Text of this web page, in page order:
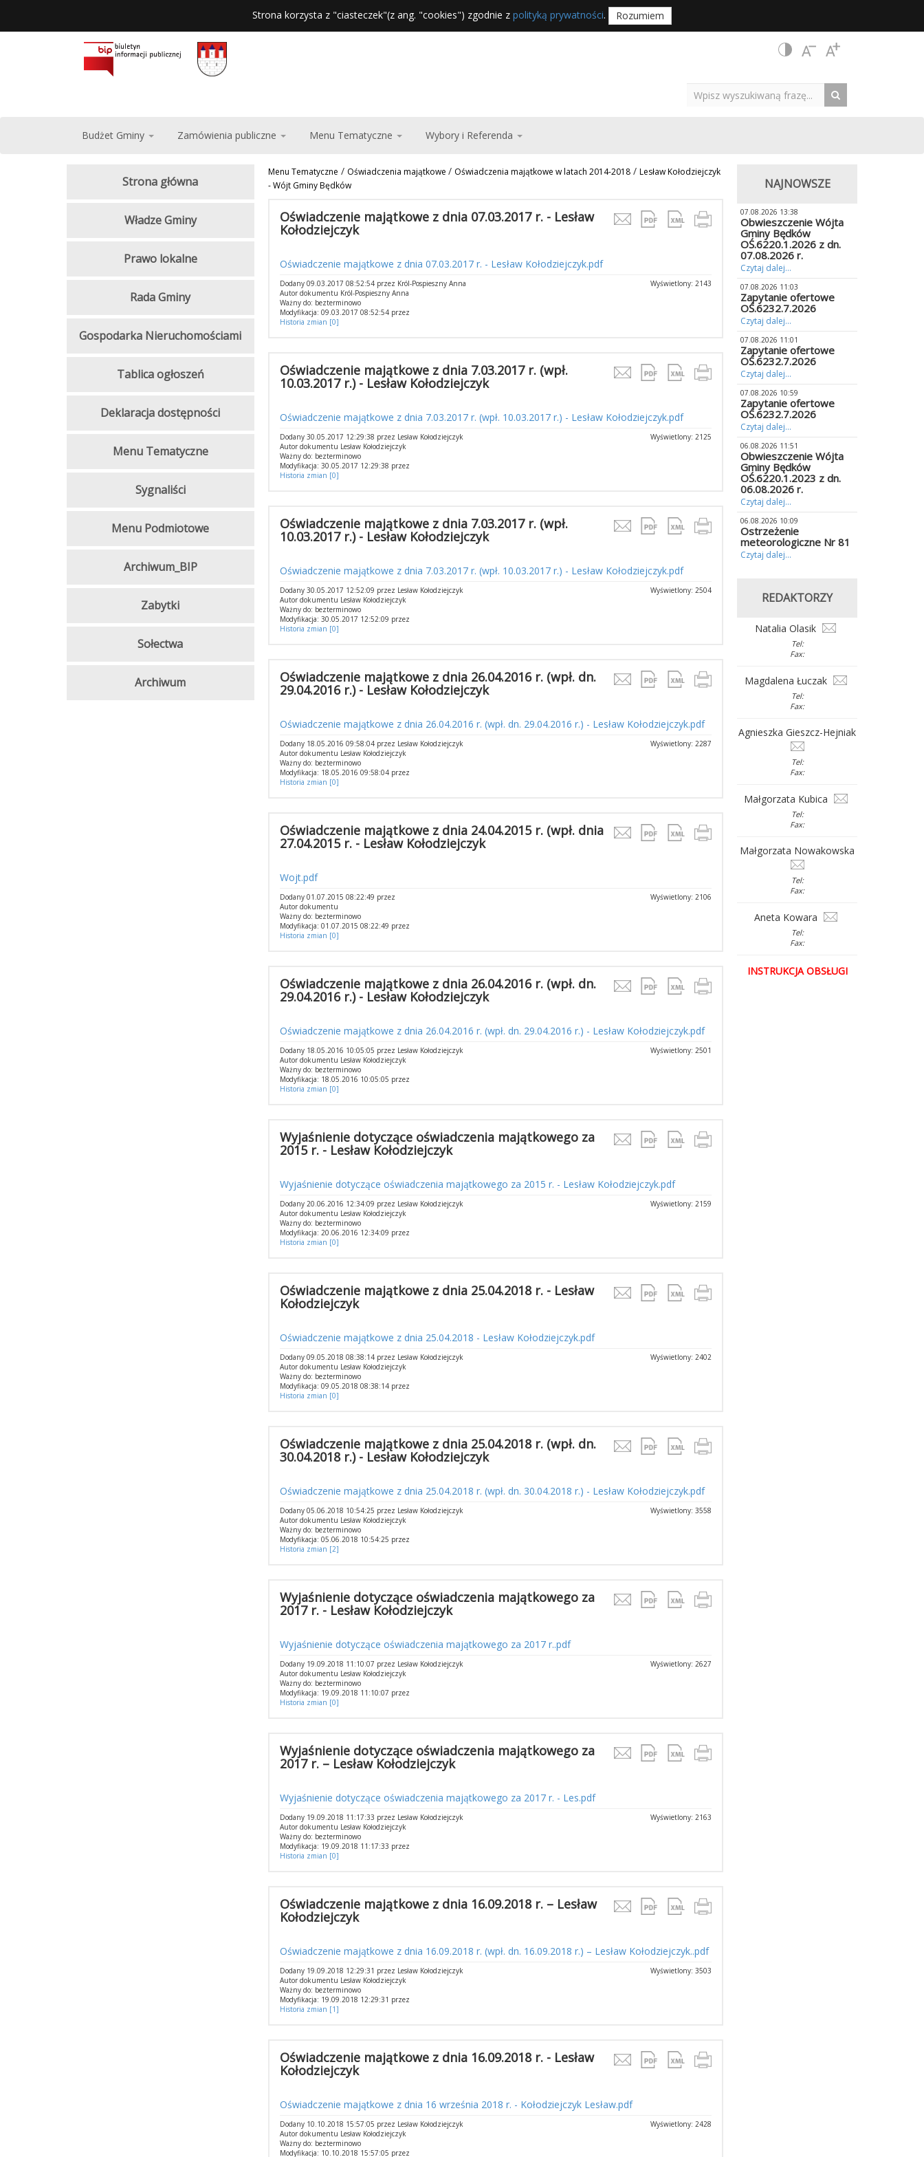
Strona korzysta z "ciasteczek"(z ang. "cookies") zgodnie z polityką prywatności. Rozumiem
Budżet Gminy Zamówienia publiczne Menu Tematyczne Wybory i Referenda
Menu Tematyczne / Oświadczenia majątkowe / Oświadczenia majątkowe w latach 2014-2018/ Lesław Kołodziejczyk
- Wójt Gminy Będków
Oświadczenie majątkowe z dnia 07.03.2017 r. - Lesław
Kołodziejczyk
Oświadczenie majątkowe z dnia 07.03.2017 r. - Lesław Kołodziejczyk.pdf
Wyświetlony: 2143
Dodany 09.03.2017 08:52:54 przez Król-Pospieszny Anna
Autor dokumentu Król-Pospieszny Anna
Ważny do: bezterminowo
Modyfikacja: 09.03.2017 08:52:54 przez
Historia zmian [0]
Oświadczenie majątkowe z dnia 7.03.2017 r. (wpł.
10.03.2017 r.) - Lesław Kołodziejczyk
Oświadczenie majątkowe z dnia 7.03.2017 r. (wpł. 10.03.2017 r.) - Lesław Kołodziejczyk.pdf
Wyświetlony: 2125
Dodany 30.05.2017 12:29:38 przez Lesław Kołodziejczyk
Autor dokumentu Lesław Kołodziejczyk
Ważny do: bezterminowo
Modyfikacja: 30.05.2017 12:29:38 przez
Historia zmian [0]
Oświadczenie majątkowe z dnia 7.03.2017 r. (wpł.
10.03.2017 r.) - Lesław Kołodziejczyk
Oświadczenie majątkowe z dnia 7.03.2017 r. (wpł. 10.03.2017 r.) - Lesław Kołodziejczyk.pdf
Wyświetlony: 2504
Dodany 30.05.2017 12:52:09 przez Lesław Kołodziejczyk
Autor dokumentu Lesław Kołodziejczyk
Ważny do: bezterminowo
Modyfikacja: 30.05.2017 12:52:09 przez
Historia zmian [0]
Oświadczenie majątkowe z dnia 26.04.2016 r. (wpł. dn.
29.04.2016 r.) - Lesław Kołodziejczyk
Oświadczenie majątkowe z dnia 26.04.2016 r. (wpł. dn. 29.04.2016 r.) - Lesław Kołodziejczyk.pdf
Wyświetlony: 2287
Dodany 18.05.2016 09:58:04 przez Lesław Kołodziejczyk
Autor dokumentu Lesław Kołodziejczyk
Ważny do: bezterminowo
Modyfikacja: 18.05.2016 09:58:04 przez
Historia zmian [0]
Oświadczenie majątkowe z dnia 24.04.2015 r. (wpł. dnia
27.04.2015 r. - Lesław Kołodziejczyk
Wojt.pdf
Wyświetlony: 2106
Dodany 01.07.2015 08:22:49 przez
Autor dokumentu
Ważny do: bezterminowo
Modyfikacja: 01.07.2015 08:22:49 przez
Historia zmian [0]
Oświadczenie majątkowe z dnia 26.04.2016 r. (wpł. dn.
29.04.2016 r.) - Lesław Kołodziejczyk
Oświadczenie majątkowe z dnia 26.04.2016 r. (wpł. dn. 29.04.2016 r.) - Lesław Kołodziejczyk.pdf
Wyświetlony: 2501
Dodany 18.05.2016 10:05:05 przez Lesław Kołodziejczyk
Autor dokumentu Lesław Kołodziejczyk
Ważny do: bezterminowo
Modyfikacja: 18.05.2016 10:05:05 przez
Historia zmian [0]
Wyjaśnienie dotyczące oświadczenia majątkowego za
2015 r. - Lesław Kołodziejczyk
Wyjaśnienie dotyczące oświadczenia majątkowego za 2015 r. - Lesław Kołodziejczyk.pdf
Wyświetlony: 2159
Dodany 20.06.2016 12:34:09 przez Lesław Kołodziejczyk
Autor dokumentu Lesław Kołodziejczyk
Ważny do: bezterminowo
Modyfikacja: 20.06.2016 12:34:09 przez
Historia zmian [0]
Oświadczenie majątkowe z dnia 25.04.2018 r. - Lesław
Kołodziejczyk
Oświadczenie majątkowe z dnia 25.04.2018 - Lesław Kołodziejczyk.pdf
Wyświetlony: 2402
Dodany 09.05.2018 08:38:14 przez Lesław Kołodziejczyk
Autor dokumentu Lesław Kołodziejczyk
Ważny do: bezterminowo
Modyfikacja: 09.05.2018 08:38:14 przez
Historia zmian [0]
Oświadczenie majątkowe z dnia 25.04.2018 r. (wpł. dn.
30.04.2018 r.) - Lesław Kołodziejczyk
Oświadczenie majątkowe z dnia 25.04.2018 r. (wpł. dn. 30.04.2018 r.) - Lesław Kołodziejczyk.pdf
Wyświetlony: 3558
Dodany 05.06.2018 10:54:25 przez Lesław Kołodziejczyk
Autor dokumentu Lesław Kołodziejczyk
Ważny do: bezterminowo
Modyfikacja: 05.06.2018 10:54:25 przez
Historia zmian [2]
Wyjaśnienie dotyczące oświadczenia majątkowego za
2017 r. - Lesław Kołodziejczyk
Wyjaśnienie dotyczące oświadczenia majątkowego za 2017 r..pdf
Wyświetlony: 2627
Dodany 19.09.2018 11:10:07 przez Lesław Kołodziejczyk
Autor dokumentu Lesław Kołodziejczyk
Ważny do: bezterminowo
Modyfikacja: 19.09.2018 11:10:07 przez
Historia zmian [0]
Wyjaśnienie dotyczące oświadczenia majątkowego za
2017 r. – Lesław Kołodziejczyk
Wyjaśnienie dotyczące oświadczenia majątkowego za 2017 r. - Les.pdf
Wyświetlony: 2163
Dodany 19.09.2018 11:17:33 przez Lesław Kołodziejczyk
Autor dokumentu Lesław Kołodziejczyk
Ważny do: bezterminowo
Modyfikacja: 19.09.2018 11:17:33 przez
Historia zmian [0]
Oświadczenie majątkowe z dnia 16.09.2018 r. – Lesław
Kołodziejczyk
Oświadczenie majątkowe z dnia 16.09.2018 r. (wpł. dn. 16.09.2018 r.) – Lesław Kołodziejczyk..pdf
Wyświetlony: 3503
Dodany 19.09.2018 12:29:31 przez Lesław Kołodziejczyk
Autor dokumentu Lesław Kołodziejczyk
Ważny do: bezterminowo
Modyfikacja: 19.09.2018 12:29:31 przez
Historia zmian [1]
Oświadczenie majątkowe z dnia 16.09.2018 r. - Lesław
Kołodziejczyk
Oświadczenie majątkowe z dnia 16 września 2018 r. - Kołodziejczyk Lesław.pdf
Wyświetlony: 2428
Dodany 10.10.2018 15:57:05 przez Lesław Kołodziejczyk
Autor dokumentu Lesław Kołodziejczyk
Ważny do: bezterminowo
Modyfikacja: 10.10.2018 15:57:05 przez
Strona główna
Władze Gminy
Prawo lokalne
Rada Gminy
Gospodarka Nieruchomościami
Tablica ogłoszeń
Deklaracja dostępności
Menu Tematyczne
Sygnaliści
Menu Podmiotowe
Archiwum_BIP
Zabytki
Sołectwa
Archiwum
NAJNOWSZE
07.08.2026 13:38
Obwieszczenie Wójta
Gminy Będków
OŚ.6220.1.2026 z dn.
07.08.2026 r.
Czytaj dalej...
07.08.2026 11:03
Zapytanie ofertowe
OŚ.6232.7.2026
Czytaj dalej...
07.08.2026 11:01
Zapytanie ofertowe
OŚ.6232.7.2026
Czytaj dalej...
07.08.2026 10:59
Zapytanie ofertowe
OŚ.6232.7.2026
Czytaj dalej...
06.08.2026 11:51
Obwieszczenie Wójta
Gminy Będków
OŚ.6220.1.2023 z dn.
06.08.2026 r.
Czytaj dalej...
06.08.2026 10:09
Ostrzeżenie
meteorologiczne Nr 81
Czytaj dalej...
REDAKTORZY
Natalia Olasik
Tel:
Fax:
Magdalena Łuczak
Tel:
Fax:
Agnieszka Gieszcz-Hejniak
Tel:
Fax:
Małgorzata Kubica
Tel:
Fax:
Małgorzata Nowakowska
Tel:
Fax:
Aneta Kowara
Tel:
Fax:
INSTRUKCJA OBSŁUGI